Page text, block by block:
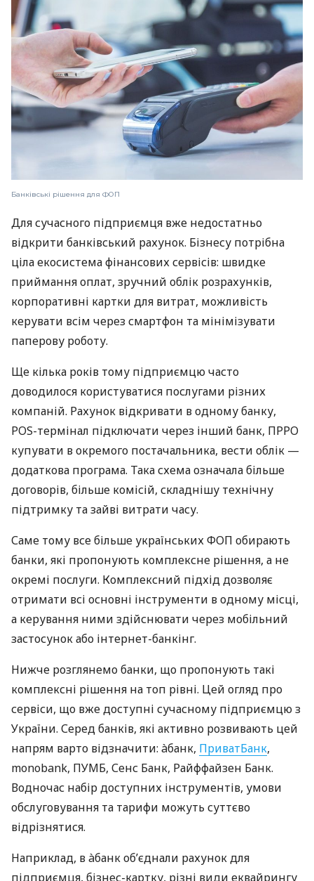
Банківські рішення для ФОП
Для сучасного підприємця вже недостатньо
відкрити банківський рахунок. Бізнесу потрібна
ціла екосистема фінансових сервісів: швидке
приймання оплат, зручний облік розрахунків,
корпоративні картки для витрат, можливість
керувати всім через смартфон та мінімізувати
паперову роботу.
Ще кілька років тому підприємцю часто
доводилося користуватися послугами різних
компаній. Рахунок відкривати в одному банку,
POS-термінал підключати через інший банк, ПРРО
купувати в окремого постачальника, вести облік —
додаткова програма. Така схема означала більше
договорів, більше комісій, складнішу технічну
підтримку та зайві витрати часу.
Саме тому все більше українських ФОП обирають
банки, які пропонують комплексне рішення, а не
окремі послуги. Комплексний підхід дозволяє
отримати всі основні інструменти в одному місці,
а керування ними здійснювати через мобільний
застосунок або інтернет-банкінг.
Нижче розглянемо банки, що пропонують такі
комплексні рішення на топ рівні. Цей огляд про
сервіси, що вже доступні сучасному підприємцю з
України. Серед банків, які активно розвивають цей
напрям варто відзначити: àбанк, ПриватБанк,
monobank, ПУМБ, Сенс Банк, Райффайзен Банк.
Водночас набір доступних інструментів, умови
обслуговування та тарифи можуть суттєво
відрізнятися.
Наприклад, в àбанк об’єднали рахунок для
підприємця, бізнес-картку, різні види еквайрингу